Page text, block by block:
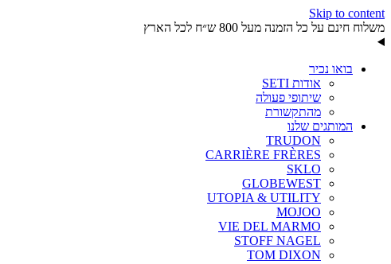
Skip to content
משלוח חינם על כל הזמנה מעל 800 ש״ח לכל הארץ
בואו נכיר
אודות SETI
שיתופי פעולה
מהתקשורת
המותגים שלנו
TRUDON
CARRIÈRE FRÈRES
SKLO
GLOBEWEST
UTOPIA & UTILITY
MOJOO
VIE DEL MARMO
STOFF NAGEL
TOM DIXON